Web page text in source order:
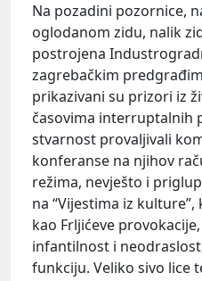
Na pozadini pozornice,
oglodanom zidu, nalik
postrojena
zagrebačkim
prikazivani su prizori iz
časovima interruptalnih
stvarnost provaljivali
konferanse na njihov
režima, nevješto i
na “Vijestima iz
kao Frljićeve
infantilnost i
funkciju. Veliko sivo lice